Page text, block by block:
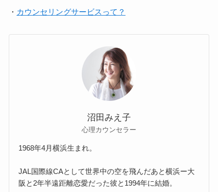
・ カウンセリングサービスって？
沼田みえ子
心理カウンセラー
1968年4月横浜生まれ。
JAL国際線CAとして世界中の空を飛んだあと横浜ー大
阪と2年半遠距離恋愛だった彼と1994年に結婚。